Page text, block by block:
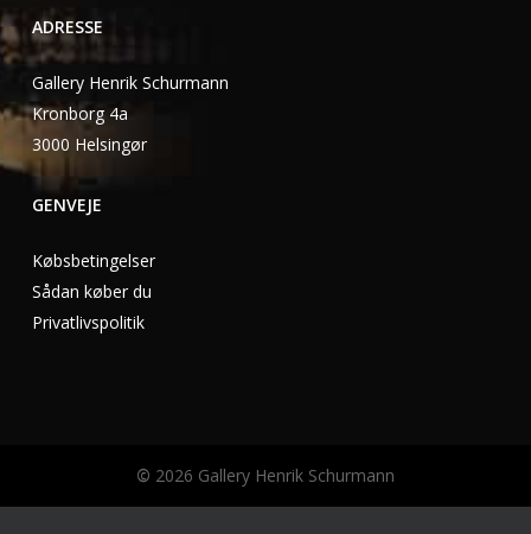
ADRESSE
Gallery Henrik Schurmann
Kronborg 4a
3000 Helsingør
GENVEJE
Købsbetingelser
Sådan køber du
Privatlivspolitik
© 2026 Gallery Henrik Schurmann